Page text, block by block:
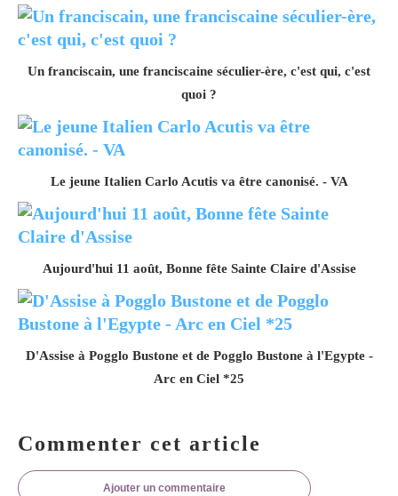
Un franciscain, une franciscaine séculier-ère, c'est qui, c'est
quoi ?
Le jeune Italien Carlo Acutis va être canonisé. - VA
Aujourd'hui 11 août, Bonne fête Sainte Claire d'Assise
D'Assise à Pogglo Bustone et de Pogglo Bustone à l'Egypte -
Arc en Ciel *25
Commenter cet article
Ajouter un commentaire